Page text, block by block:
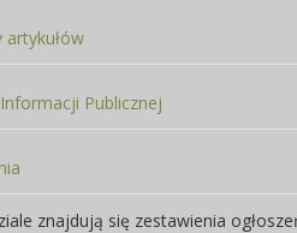
artykułów
Publicznej
znajdują się zestawienia